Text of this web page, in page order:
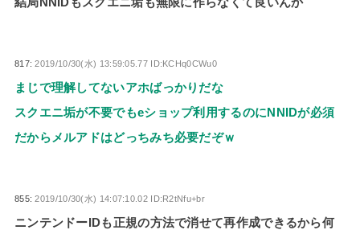
817:2019/10/30(水) 13:59:05.77 ID:KCHq0CWu0
まじで理解してないアホばっかりだな
スクエニ垢が不要でもeショップ利用するのにNNIDが必須
だからメルアドはどっちみち必要だぞｗ
855:2019/10/30(水) 14:07:10.02 ID:R2tNfu+br
ニンテンドーIDも正規の方法で消せて再作成できるから何